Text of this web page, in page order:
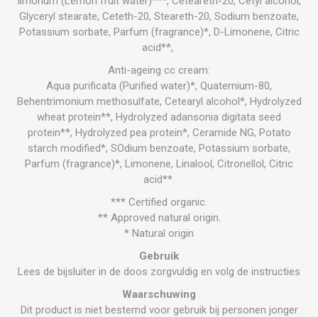
Glyceryl stearate, Ceteth-20, Steareth-20, Sodium benzoate,
Potassium sorbate, Parfum (fragrance)*, D-Limonene, Citric
acid**,
Anti-ageing cc cream:
Aqua purificata (Purified water)*, Quaternium-80,
Behentrimonium methosulfate, Cetearyl alcohol*, Hydrolyzed
wheat protein**, Hydrolyzed adansonia digitata seed
protein**, Hydrolyzed pea protein*, Ceramide NG, Potato
starch modified*, SOdium benzoate, Potassium sorbate,
Parfum (fragrance)*, Limonene, Linalool, Citronellol, Citric
acid**.
*** Certified organic.
** Approved natural origin.
* Natural origin
Gebruik
Lees de bijsluiter in de doos zorgvuldig en volg de instructies
Waarschuwing
Dit product is niet bestemd voor gebruik bij personen jonger